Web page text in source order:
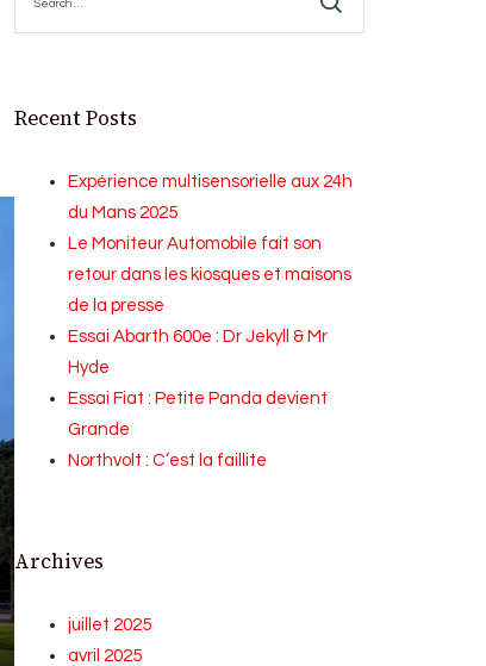
Recent Posts
Expérience multisensorielle aux 24h
du Mans 2025
Le Moniteur Automobile fait son
retour dans les kiosques et maisons
de la presse
Essai Abarth 600e : Dr Jekyll & Mr
Hyde
Essai Fiat : Petite Panda devient
Grande
Northvolt : C’est la faillite
Archives
juillet 2025
avril 2025